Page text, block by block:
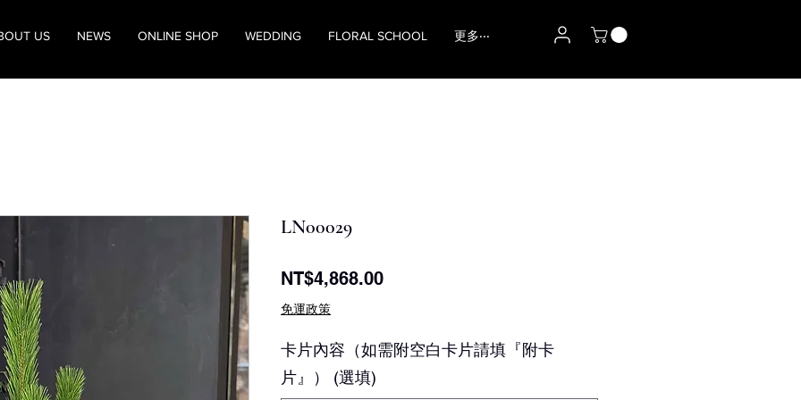
US NEWS ONLINE SHOP WEDDING FLORAL SCHOOL 更多‧‧‧
LN00029
NT$4,868.00價
免運政策
卡片內容（如需附空白卡片請填『附卡
片』） (選填)